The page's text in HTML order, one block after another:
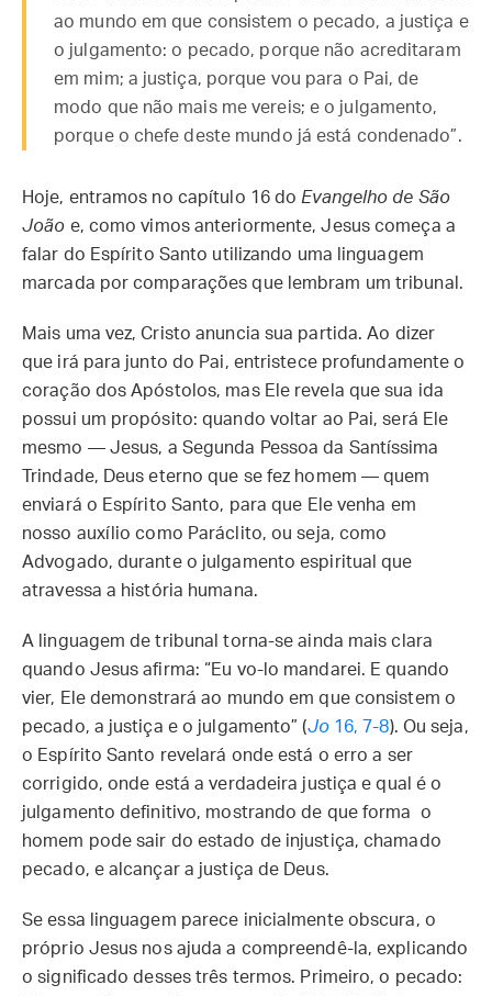
ao mundo em que consistem o pecado, a justiça e
o julgamento: o pecado, porque não acreditaram
em mim; a justiça, porque vou para o Pai, de
modo que não mais me vereis; e o julgamento,
porque o chefe deste mundo já está condenado”.
Hoje, entramos no capítulo 16 do Evangelho de São
João e, como vimos anteriormente, Jesus começa a
falar do Espírito Santo utilizando uma linguagem
marcada por comparações que lembram um tribunal.
Mais uma vez, Cristo anuncia sua partida. Ao dizer
que irá para junto do Pai, entristece profundamente o
coração dos Apóstolos, mas Ele revela que sua ida
possui um propósito: quando voltar ao Pai, será Ele
mesmo — Jesus, a Segunda Pessoa da Santíssima
Trindade, Deus eterno que se fez homem — quem
enviará o Espírito Santo, para que Ele venha em
nosso auxílio como Paráclito, ou seja, como
Advogado, durante o julgamento espiritual que
atravessa a história humana.
A linguagem de tribunal torna-se ainda mais clara
quando Jesus afirma: “Eu vo-lo mandarei. E quando
vier, Ele demonstrará ao mundo em que consistem o
pecado, a justiça e o julgamento” (Jo16, 7-8). Ou seja,
o Espírito Santo revelará onde está o erro a ser
corrigido, onde está a verdadeira justiça e qual é o
julgamento definitivo, mostrando de que forma o
homem pode sair do estado de injustiça, chamado
pecado, e alcançar a justiça de Deus.
Se essa linguagem parece inicialmente obscura, o
próprio Jesus nos ajuda a compreendê-la, explicando
o significado desses três termos. Primeiro, o pecado: